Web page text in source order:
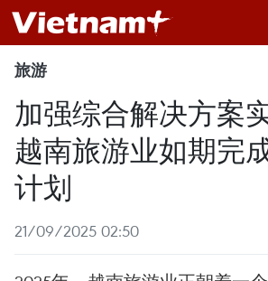
旅游
加强综合解决方案
越南旅游业如期完
计划
21/09/2025 02:50